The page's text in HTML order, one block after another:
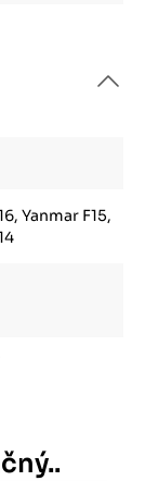
Yanmar F15,